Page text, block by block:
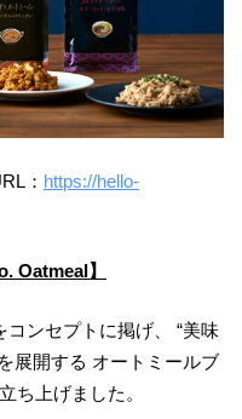
： https://hello-
Oatmeal】
ンセプトに掲げ、 “美味
展開する オートミールブ
ち上げました。